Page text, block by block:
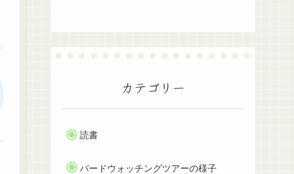
カテゴリー
読書
バードウォッチングツアーの様子